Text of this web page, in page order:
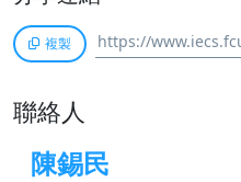
複製
聯絡人
陳錫民